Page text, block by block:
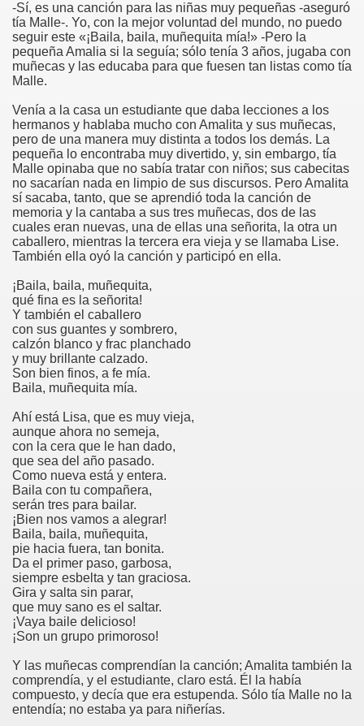
-Sí, es una canción para las niñas muy pequeñas -aseguró
tía Malle-. Yo, con la mejor voluntad del mundo, no puedo
seguir este «¡Baila, baila, muñequita mía!» -Pero la
pequeña Amalia si la seguía; sólo tenía 3 años, jugaba con
muñecas y las educaba para que fuesen tan listas como tía
Malle.
Venía a la casa un estudiante que daba lecciones a los
hermanos y hablaba mucho con Amalita y sus muñecas,
pero de una manera muy distinta a todos los demás. La
pequeña lo encontraba muy divertido, y, sin embargo, tía
Malle opinaba que no sabía tratar con niños; sus cabecitas
no sacarían nada en limpio de sus discursos. Pero Amalita
sí sacaba, tanto, que se aprendió toda la canción de
memoria y la cantaba a sus tres muñecas, dos de las
cuales eran nuevas, una de ellas una señorita, la otra un
caballero, mientras la tercera era vieja y se llamaba Lise.
También ella oyó la canción y participó en ella.
¡Baila, baila, muñequita,
qué fina es la señorita!
Y también el caballero
con sus guantes y sombrero,
calzón blanco y frac planchado
y muy brillante calzado.
Son bien finos, a fe mía.
Baila, muñequita mía.
Ahí está Lisa, que es muy vieja,
aunque ahora no semeja,
con la cera que le han dado,
que sea del año pasado.
Como nueva está y entera.
Baila con tu compañera,
serán tres para bailar.
¡Bien nos vamos a alegrar!
Baila, baila, muñequita,
pie hacia fuera, tan bonita.
Da el primer paso, garbosa,
siempre esbelta y tan graciosa.
Gira y salta sin parar,
que muy sano es el saltar.
¡Vaya baile delicioso!
¡Son un grupo primoroso!
Y las muñecas comprendían la canción; Amalita también la
comprendía, y el estudiante, claro está. Él la había
compuesto, y decía que era estupenda. Sólo tía Malle no la
entendía; no estaba ya para niñerías.